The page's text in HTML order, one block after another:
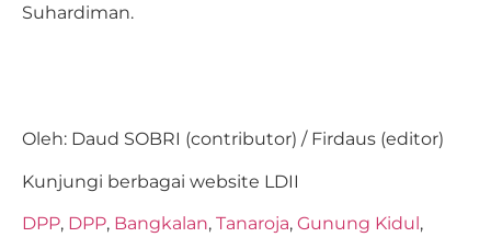
Suhardiman.
Oleh: Daud SOBRI (contributor) / Firdaus (editor)
Kunjungi berbagai website LDII
DPP, DPP, Bangkalan, Tanaroja, Gunung Kidul,